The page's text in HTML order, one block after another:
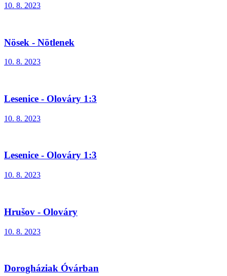
10. 8. 2023
Nösek - Nötlenek
10. 8. 2023
Lesenice - Olováry 1:3
10. 8. 2023
Lesenice - Olováry 1:3
10. 8. 2023
Hrušov - Olováry
10. 8. 2023
Dorogháziak Óvárban